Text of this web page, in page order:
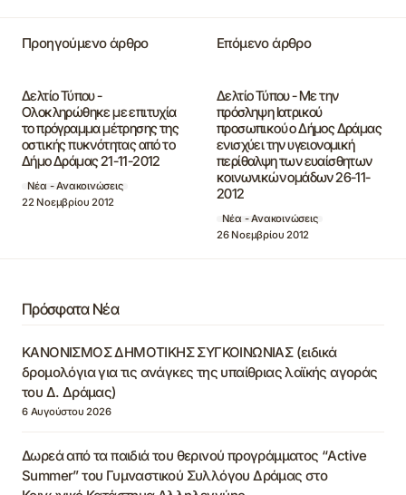
Προηγούμενο άρθρο
Δελτίο Τύπου -
Ολοκληρώθηκε με επιτυχία
το πρόγραμμα μέτρησης της
οστικής πυκνότητας από το
Δήμο Δράμας 21-11-2012
Νέα - Ανακοινώσεις
22 Νοεμβρίου 2012
Επόμενο άρθρο
Δελτίο Τύπου - Με την
πρόσληψη Ιατρικού
προσωπικού ο Δήμος Δράμας
ενισχύει την υγειονομική
περίθαλψη των ευαίσθητων
κοινωνικών ομάδων 26-11-
2012
Νέα - Ανακοινώσεις
26 Νοεμβρίου 2012
Πρόσφατα Νέα
ΚΑΝΟΝΙΣΜΟΣ ΔΗΜΟΤΙΚΗΣ ΣΥΓΚΟΙΝΩΝΙΑΣ (ειδικά
δρομολόγια για τις ανάγκες της υπαίθριας λαϊκής αγοράς
του Δ. Δράμας)
6 Αυγούστου 2026
Δωρεά από τα παιδιά του θερινού προγράμματος “Active
Summer” του Γυμναστικού Συλλόγου Δράμας στο